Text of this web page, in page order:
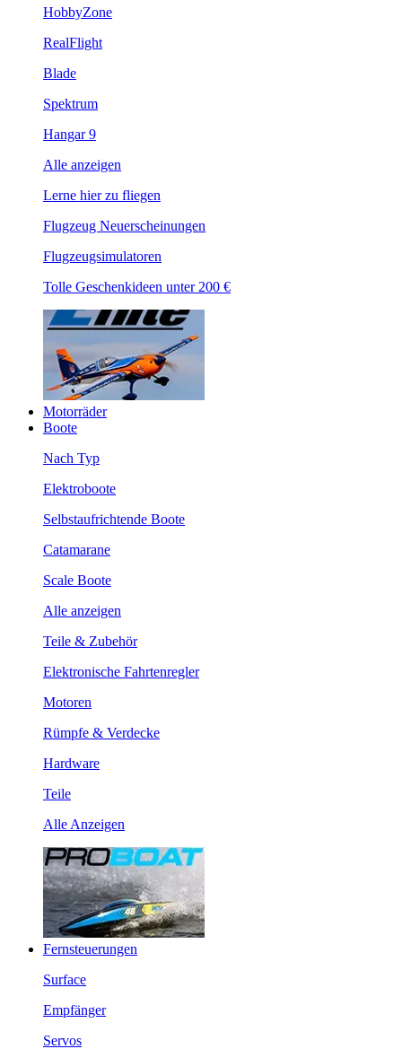
HobbyZone
RealFlight
Blade
Spektrum
Hangar 9
Alle anzeigen
Lerne hier zu fliegen
Flugzeug Neuerscheinungen
Flugzeugsimulatoren
Tolle Geschenkideen unter 200 €
Motorräder
Boote
Nach Typ
Elektroboote
Selbstaufrichtende Boote
Catamarane
Scale Boote
Alle anzeigen
Teile & Zubehör
Elektronische Fahrtenregler
Motoren
Rümpfe & Verdecke
Hardware
Teile
Alle Anzeigen
Fernsteuerungen
Surface
Empfänger
Servos